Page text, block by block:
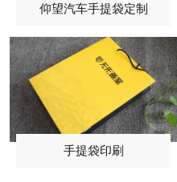
仰望汽车手提袋定制
手提袋印刷